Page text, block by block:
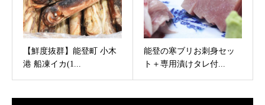
【鮮度抜群】能登町 小木
港 船凍イカ(1...
能登の寒ブリお刺身セッ
ト＋専用漬けタレ付...